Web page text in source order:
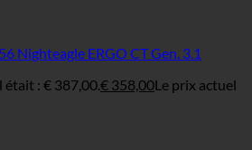
Nighteagle ERGO CT Gen. 3.1
était : € 387,00.€ 358,00Le prix actuel